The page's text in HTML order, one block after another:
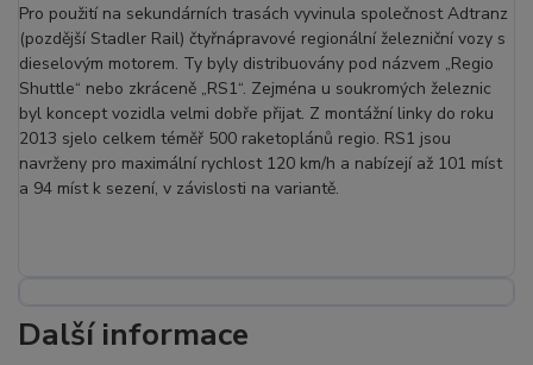
Pro použití na sekundárních trasách vyvinula společnost Adtranz
(pozdější Stadler Rail) čtyřnápravové regionální železniční vozy s
dieselovým motorem. Ty byly distribuovány pod názvem „Regio
Shuttle“ nebo zkráceně „RS1“. Zejména u soukromých železnic
byl koncept vozidla velmi dobře přijat. Z montážní linky do roku
2013 sjelo celkem téměř 500 raketoplánů regio. RS1 jsou
navrženy pro maximální rychlost 120 km/h a nabízejí až 101 míst
a 94 míst k sezení, v závislosti na variantě.
Další informace